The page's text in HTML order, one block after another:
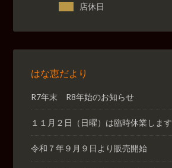
店休日
はな恵だより
R7年末 R8年始のお知らせ
１１月２日（日曜）は臨時休業します
令和７年９月９日より販売開始